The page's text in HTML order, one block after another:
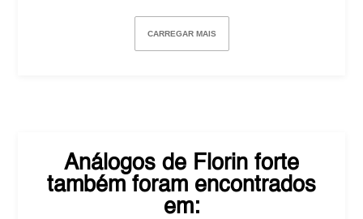
CARREGAR MAIS
Análogos de Florin forte
também foram encontrados
em: